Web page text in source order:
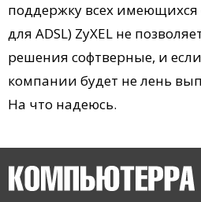
поддержку всех имеющихся
для ADSL) ZyXEL не
решения софтверные, и
компании будет не лень
На что надеюсь.